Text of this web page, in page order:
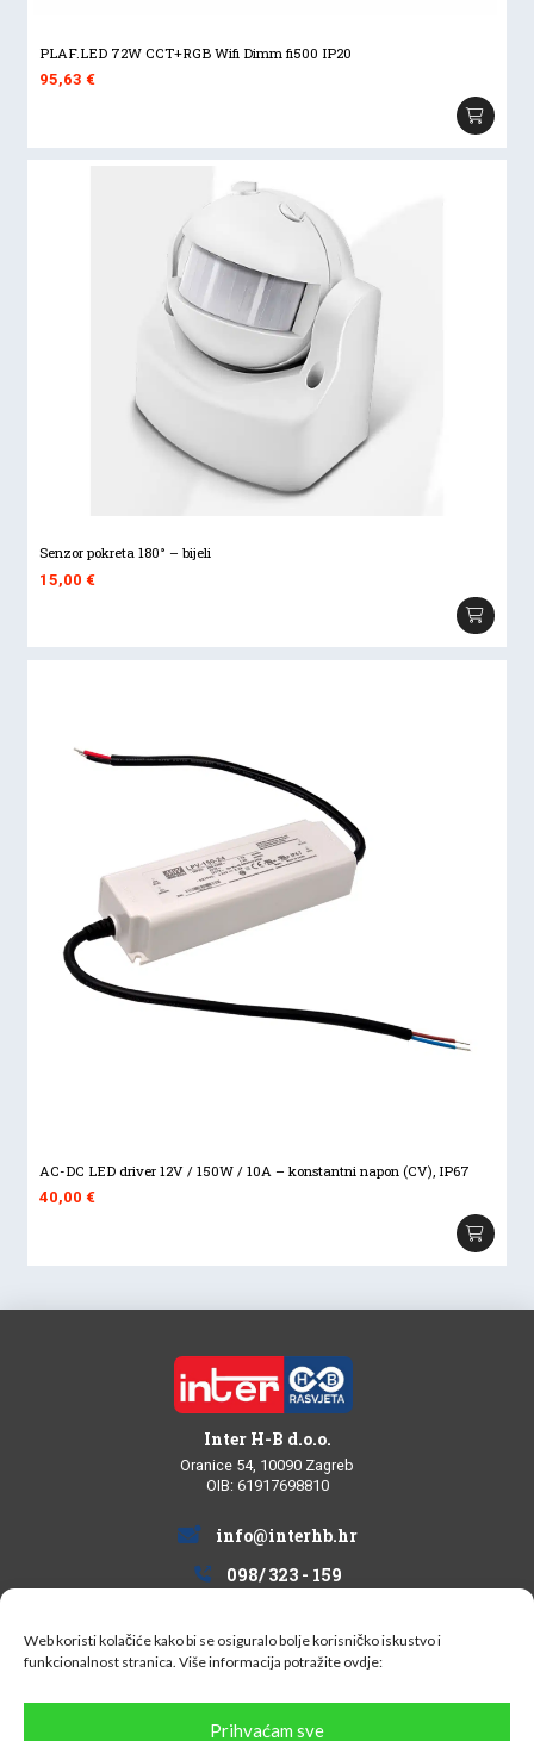
Web koristi kolačiće kako bi se osiguralo bolje korisničko iskustvo i
funkcionalnost stranica. Više informacija potražite ovdje:
Prihvaćam sve
PLAF.LED 72W CCT+RGB Wifi Dimm fi500 IP20
95,63€
Senzor pokreta 180° – bijeli
15,00€
AC-DC LED driver 12V / 150W / 10A – konstantni napon (CV), IP67
40,00€
Inter H-B d.o.o.
Oranice 54, 10090 Zagreb
OIB: 61917698810
info@interhb.hr
098/ 323 - 159